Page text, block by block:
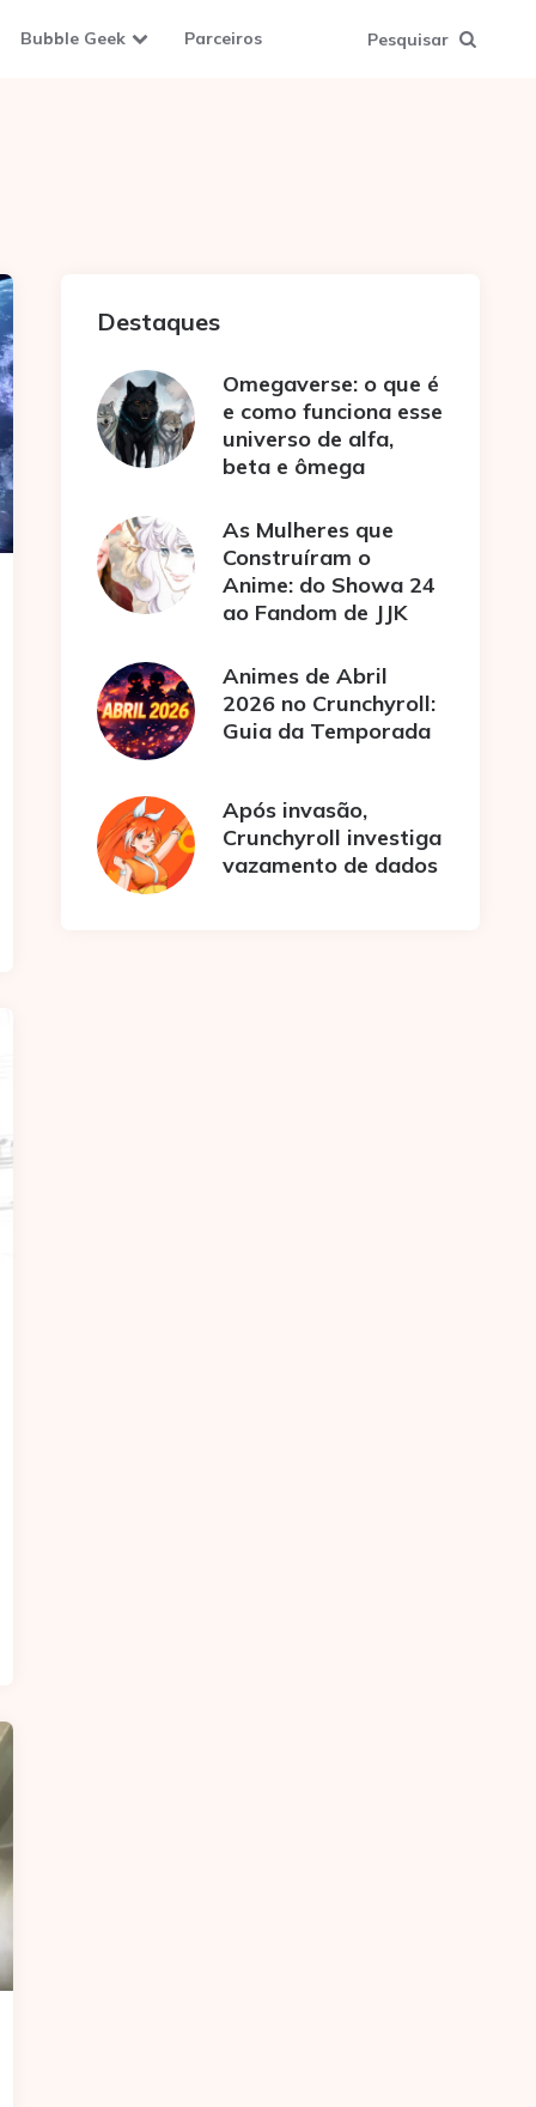
Bubble Geek Parceiros Pesquisar
Destaques
Omegaverse: o que é
e como funciona esse
universo de alfa,
beta e ômega
As Mulheres que
Construíram o
Anime: do Showa 24
ao Fandom de JJK
Animes de Abril
2026 no Crunchyroll:
Guia da Temporada
Após invasão,
Crunchyroll investiga
vazamento de dados